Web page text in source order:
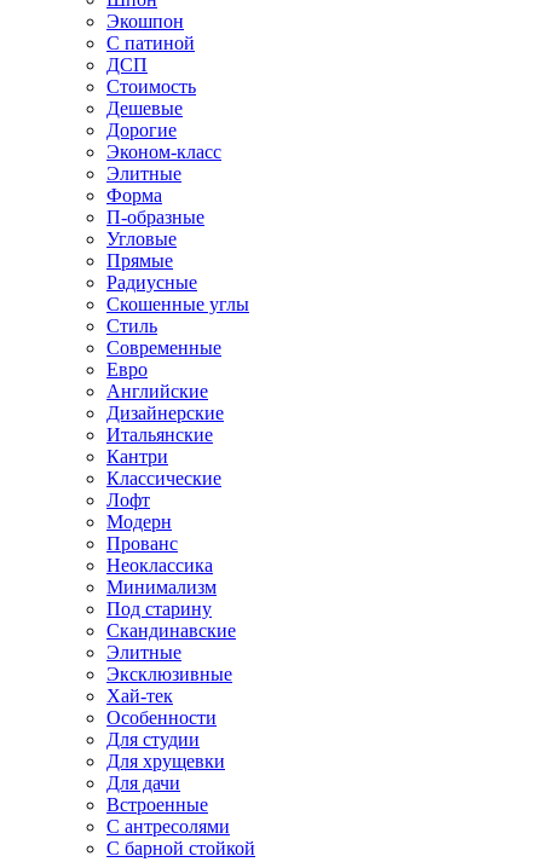
Экошпон
С патиной
ДСП
Стоимость
Дешевые
Дорогие
Эконом-класс
Элитные
Форма
П-образные
Угловые
Прямые
Радиусные
Скошенные углы
Стиль
Современные
Евро
Английские
Дизайнерские
Итальянские
Кантри
Классические
Лофт
Модерн
Прованс
Неоклассика
Минимализм
Под старину
Скандинавские
Элитные
Эксклюзивные
Хай-тек
Особенности
Для студии
Для хрущевки
Для дачи
Встроенные
С антресолями
С барной стойкой